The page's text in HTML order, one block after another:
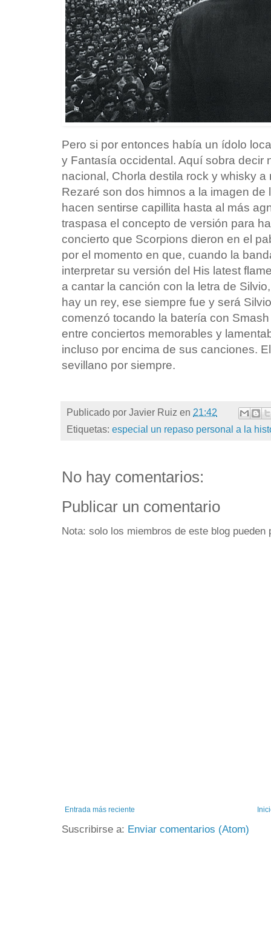
Pero si por entonces había un ídolo
y Fantasía occidental. Aquí sobra decir
nacional, Chorla destila rock y whisky
Rezaré son dos himnos a la imagen
hacen sentirse capillita hasta al más
traspasa el concepto de versión para
concierto que Scorpions dieron en el
por el momento en que, cuando la
interpretar su versión del His latest
a cantar la canción con la letra de
hay un rey, ese siempre fue y será
comenzó tocando la batería con
entre conciertos memorables y
incluso por encima de sus canciones.
sevillano por siempre.
Publicado por Javier Ruiz en 21:42
Etiquetas: especial un repaso personal a la
No hay comentarios:
Publicar un comentario
Nota: solo los miembros de este blog pueden
Entrada más reciente
Suscribirse a: Enviar comentarios (Atom)